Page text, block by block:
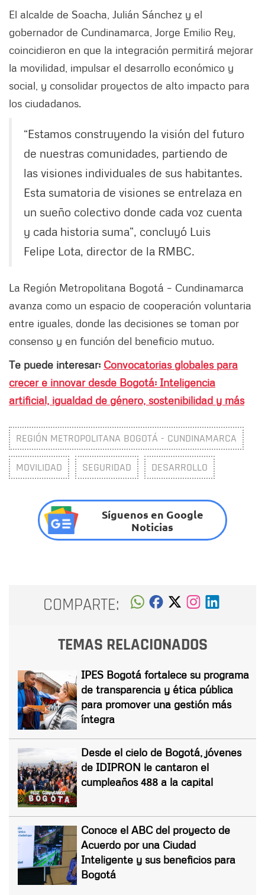
El alcalde de Soacha, Julián Sánchez y el
gobernador de Cundinamarca, Jorge Emilio Rey,
coincidieron en que la integración permitirá mejorar
la movilidad, impulsar el desarrollo económico y
social, y consolidar proyectos de alto impacto para
los ciudadanos.
“Estamos construyendo la visión del futuro
de nuestras comunidades, partiendo de
las visiones individuales de sus habitantes.
Esta sumatoria de visiones se entrelaza en
un sueño colectivo donde cada voz cuenta
y cada historia suma”, concluyó Luis
Felipe Lota, director de la RMBC.
La Región Metropolitana Bogotá – Cundinamarca
avanza como un espacio de cooperación voluntaria
entre iguales, donde las decisiones se toman por
consenso y en función del beneficio mutuo.
Te puede interesar: Convocatorias globales para
crecer e innovar desde Bogotá: Inteligencia
artificial, igualdad de género, sostenibilidad y más
REGIÓN METROPOLITANA BOGOTÁ - CUNDINAMARCA
MOVILIDAD SEGURIDAD DESARROLLO
Síguenos en Google
Noticias
COMPARTE:
TEMAS RELACIONADOS
IPES Bogotá fortalece su programa
de transparencia y ética pública
para promover una gestión más
íntegra
Desde el cielo de Bogotá, jóvenes
de IDIPRON le cantaron el
cumpleaños 488 a la capital
Conoce el ABC del proyecto de
Acuerdo por una Ciudad
Inteligente y sus beneficios para
Bogotá